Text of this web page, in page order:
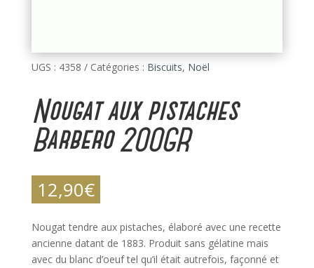
UGS : 4358 Catégories : Biscuits, Noël
Nougat aux pistaches
Barbero 200GR
12,90€
Nougat tendre aux pistaches, élaboré avec une recette
ancienne datant de 1883. Produit sans gélatine mais
avec du blanc d’oeuf tel qu’il était autrefois, façonné et